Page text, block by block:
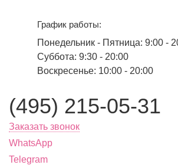
График работы:
Понедельник - Пятница: 9:00 -
Суббота: 9:30 - 20:00
Воскресенье: 10:00 - 20:00
(495) 215-05-31
Заказать звонок
WhatsApp
Telegram